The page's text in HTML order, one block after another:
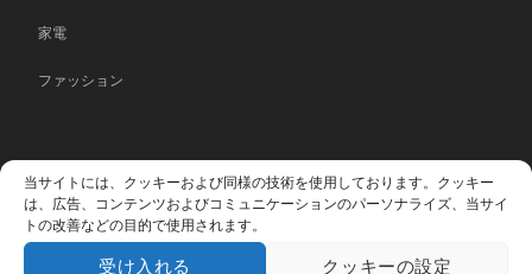
当サイトには、クッキーおよび同様の技術を使用しております。クッキー
は、広告、コンテンツおよびコミュニケーションのパーソナライズ、当サイ
トの改善などの目的で使用されます。
受け入れる クッキーの設定
家電
ファッション
Policy (EU) プライバシーポリシー